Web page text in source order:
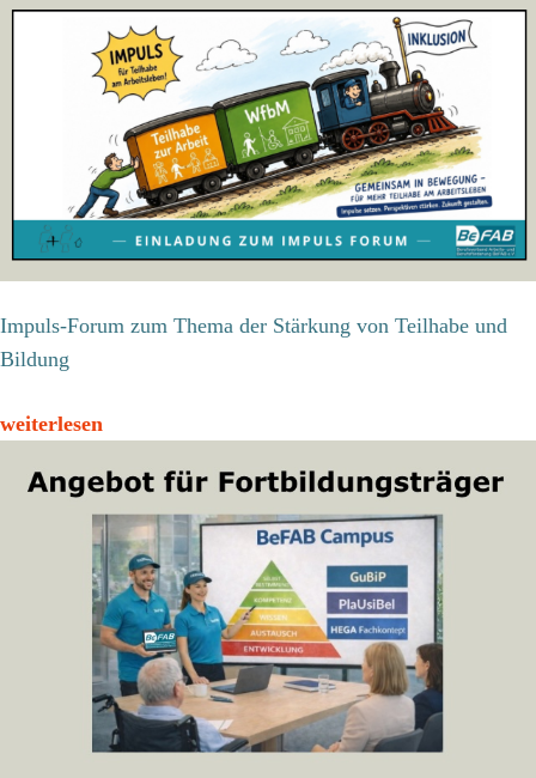
Impuls-Forum zum Thema der Stärkung von Teilhabe und
Bildung
weiterlesen